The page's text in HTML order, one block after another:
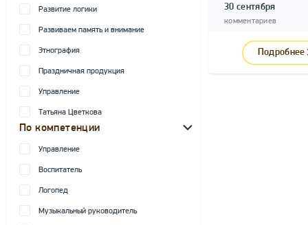
Развитие логики
Развиваем память и внимание
Этнография
Праздничная продукция
Управление
Татьяна Цветкова
По компетенции
Управление
Воспитатель
Логопед
Музыкальный руководитель
30 сентября
комментариев
Подробнее